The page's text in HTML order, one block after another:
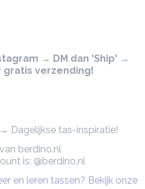
→ DM dan 'Ship' →
verzending!
Dagelijkse tas-inspiratie!
berdino.nl
is: @berdino.nl
en leren tassen? Bekijk onze